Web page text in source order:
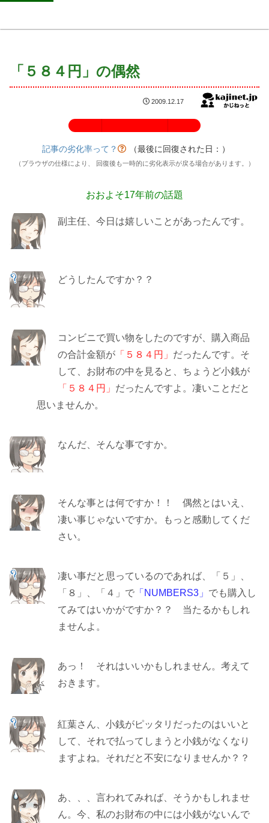
「５８４円」の偶然
2009.12.17
記事の劣化率って？ （最後に回復された日： ）
（ブラウザの仕様により、 回復後も一時的に劣化表示が戻る場合があります。）
おおよそ17年前の話題
副主任、今日は嬉しいことがあったんです。
どうしたんですか？？
コンビニで買い物をしたのですが、購入商品
の合計金額が 「５８４円」 だったんです。そ
して、お財布の中を見ると、ちょうど小銭が
「５８４円」 だったんですよ。凄いことだと
思いませんか。
なんだ、そんな事ですか。
そんな事とは何ですか！！ 偶然とはいえ、
凄い事じゃないですか。もっと感動してくだ
さい。
凄い事だと思っているのであれば、「５」、
「８」、「４」で 「NUMBERS3」 でも購入し
てみてはいかがですか？？ 当たるかもしれ
ませんよ。
あっ！ それはいいかもしれません。考えて
おきます。
紅葉さん、小銭がピッタリだったのはいいと
して、それで払ってしまうと小銭がなくなり
ますよね。それだと不安になりませんか？？
あ、、、言われてみれば、そうかもしれませ
ん。今、私のお財布の中には小銭がないんで